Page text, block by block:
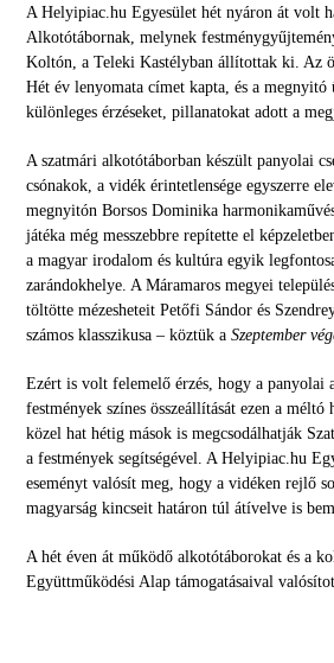
A Helyipiac.hu Egyesület hét nyáron át volt
Alkotótábornak, melynek
Koltón, a Teleki Kastélyban állítottak ki. Az
Hét év lenyomata címet kapta, és a megnyitó
különleges érzéseket, pillanatokat adott a
A szatmári alkotótáborban készült panyolai
csónakok, a vidék érintetlensége egyszerre
megnyitón Borsos Dominika
játéka még messzebbre repítette el
a magyar irodalom és kultúra egyik
zarándokhelye. A Máramaros megyei
töltötte mézesheteit Petőfi Sándor és
számos klasszikusa – köztük a Szeptember
Ezért is volt felemelő érzés, hogy a panyolai
festmények színes összeállítását ezen a méltó
közel hat hétig mások is megcsodálhatják
a festmények segítségével. A Helyipiac.hu
eseményt valósít meg, hogy a vidéken rejlő
magyarság kincseit határon túl átívelve is
A hét éven át működő alkotótáborokat és a
Együttműködési Alap támogatásaival